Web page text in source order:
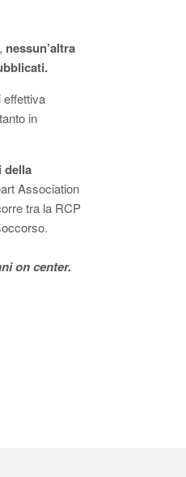
nessun’altra
effettiva
in
della
Association
tra la RCP
on center.